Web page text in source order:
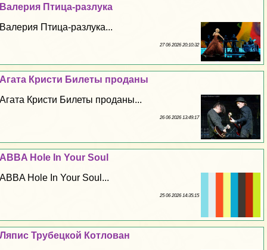
Валерия Птица-разлука
Валерия Птица-разлука...
27 06 2026 20:10:32
Агата Кристи Билеты проданы
Агата Кристи Билеты проданы...
26 06 2026 13:49:17
ABBA Hole In Your Soul
ABBA Hole In Your Soul...
25 06 2026 14:35:15
Ляпис Трубецкой Котлован